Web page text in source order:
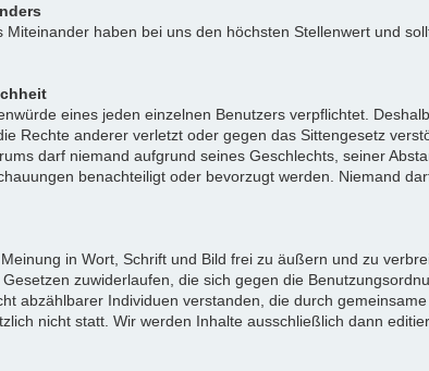
haben bei uns den höchsten Stellenwert und
eines jeden einzelnen Benutzers verpflichtet.
Rechte anderer verletzt oder gegen das Sittengesetz
darf niemand aufgrund seines Geschlechts, seiner
benachteiligt oder bevorzugt werden. Niemand
in Wort, Schrift und Bild frei zu äußern und zu
zuwiderlaufen, die sich gegen die
abzählbarer Individuen verstanden, die durch
nicht statt. Wir werden Inhalte ausschließlich dann